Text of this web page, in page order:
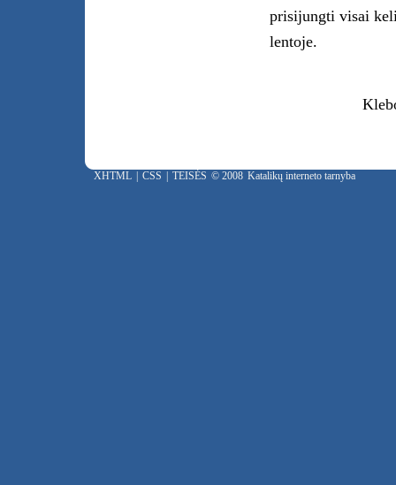
prisijungti visai
lentoje.
XHTML CSS TEISĖS © 2008 Katalikų interneto tarnyba